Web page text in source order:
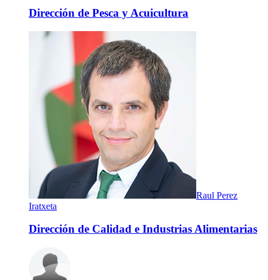
Dirección de Pesca y Acuicultura
Raul Perez
Iratxeta
Dirección de Calidad e Industrias Alimentarias